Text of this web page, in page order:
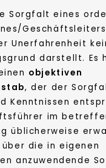
Sorgfalt eines
Unerfahrenheit
darstellt. Es
objektiven
, der der
Kenntnissen
im
üblicherweise
die in eigenen
anzuwendende